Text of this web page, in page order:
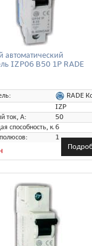
автоматический
IZP06 B50 1P RADE
RADE
IZP
ток, А:
50
способность, кА:
6
1